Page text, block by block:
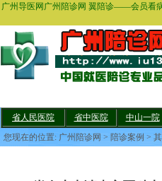
广州导医网广州陪诊网 翼陪诊——会员看
省人民医院 省中医院 中山一院
您现在的位置: 广州陪诊网 > 陪诊案例 >